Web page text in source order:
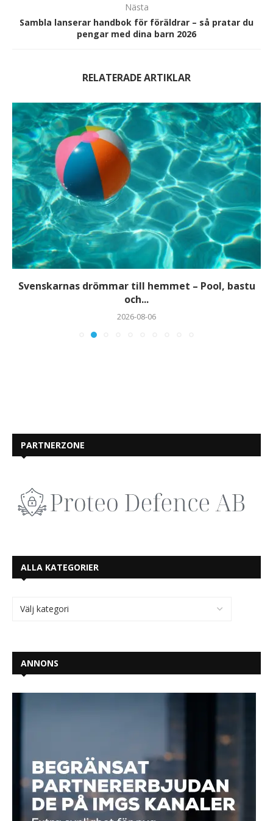
Nästa
Sambla lanserar handbok för föräldrar – så pratar du
pengar med dina barn 2026
RELATERADE ARTIKLAR
Svenskarnas drömmar till hemmet – Pool, bastu
och...
2026-08-06
PARTNERZONE
ALLA KATEGORIER
ANNONS